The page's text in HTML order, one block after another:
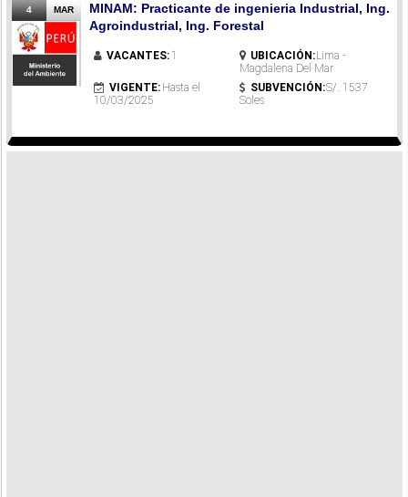
4 MAR
MINAM: Practicante de ingenieria Industrial, Ing.
Agroindustrial, Ing. Forestal
VACANTES: 1 UBICACIÓN:Lima -
Magdalena Del Mar
VIGENTE: Hasta el
10/03/2025
SUBVENCIÓN:S/. 1537
Soles